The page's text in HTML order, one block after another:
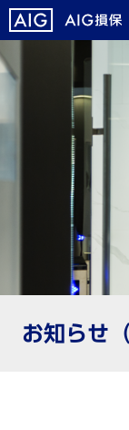
メ
イ
ン
コ
テ
こ
こ
か
ら
イ
お知らせ